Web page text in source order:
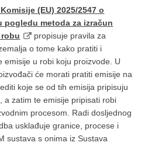
(EU) 2025/2547 o
metoda za izračun
propisuje pravila za
o tome kako pratiti i
emisije u robi koju proizvode. U
će morati pratiti emisije na
koje se od tih emisija pripisuju
a zatim te emisije pripisati robi
procesom. Radi dosljednog
usklađuje granice, procese i
sustava s onima iz Sustava